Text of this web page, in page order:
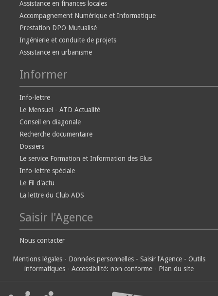
Assistance en finances locales
Accompagnement Numérique et Informatique
Prestation DPO Mutualisé
Ingénierie et conduite de projets
Assistance en urbanisme
Informer
Info-lettre
Le Mensuel - ATD Actualité
Conseil en diagonale
Recherche documentaire
Dossiers
Le service Formation et Information des Elus
Info-lettre spéciale
Le Fil d'actu
La lettre du Club ADS
Saisir l'Agence
Nous contacter
Mentions légales - Données personnelles - Saisir l'Agence - Outils
informatiques - Accessibilité: non conforme - Plan du site